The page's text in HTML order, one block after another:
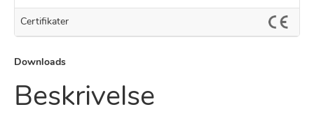
Certifikater
Downloads
Beskrivelse